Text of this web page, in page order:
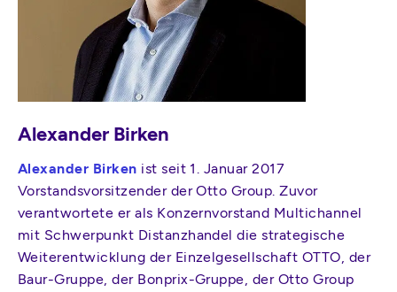
Alexander Birken
Alexander Birken ist seit 1. Januar 2017
Vorstandsvorsitzender der Otto Group. Zuvor
verantwortete er als Konzernvorstand Multichannel
mit Schwerpunkt Distanzhandel die strategische
Weiterentwicklung der Einzelgesellschaft OTTO, der
Baur-Gruppe, der Bonprix-Gruppe, der Otto Group